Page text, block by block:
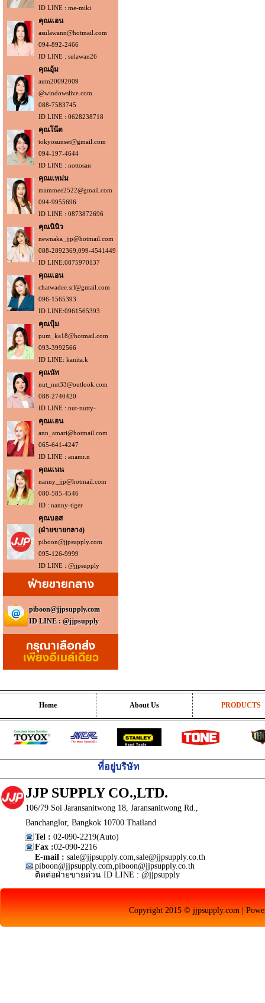
ID LINE : me-miki
คุณแอน
asulawann@hotmail.com
094-892-2466
ID LINE : sulawan26
คุณอุ้ม
aum20092009
@windowslive.com
088-7583745
ID LINE : 0628238718
คุณโน๊ต
tokyosunset@gmail.com
094-197-4644
ID LINE : nottosan
คุณแหม่ม
mammee2522@gmail.com
094-9955696
ID LINE : 0873872696
คุณนินิว
newnaka_jjp@hotmail.com
088-2892369,099-4541449
ID LINE:0875970137
คุณแอน
chatwadee.srl@gmail.com
096-1565393
ID LINE:0961565393
คุณปุ้ม
pum_ka18@hotmail.com
093-3992566
ID LINE: kanita.k
คุณนัท
nut_nut33@outlook.com
088-2740420
ID LINE : nut-nutty-
คุณแอน
ann_amari@hotmail.com
065-641-4247
ID LINE : anamr.n
คุณแนน
nanny_jjp@hotmail.com
080-585-4546
ID : nanny-tiger
คุณบอส
(ฝ่ายขายกลาง)
piboon@jjpsupply.com
095-126-9999
ID LINE : @jjpsupply
ฝ่ายขายกลาง
piboon@jjpsupply.com
ID LINE : @jjpsupply
กรุณาเลือกส่ง
เพียงอีเมล์เดียว
Home About Us PRODUCTS
ที่อยู่บริษัท
JJP SUPPLY CO.,LTD.
106/79 Soi Jaransanitwong 18, Jaransanitwong Rd.,
Banchanglor, Bangkok 10700 Thailand
Tel : 02-090-2219(Auto)
Fax :02-090-2216
E-mail : sale@jjpsupply.com,sale@jjpsupply.co.th
piboon@jjpsupply.com,piboon@jjpsupply.co.th
ติดต่อฝ่ายขายด่วน ID LINE : @jjpsupply
Copyright 2015 © jjpsupply.com |